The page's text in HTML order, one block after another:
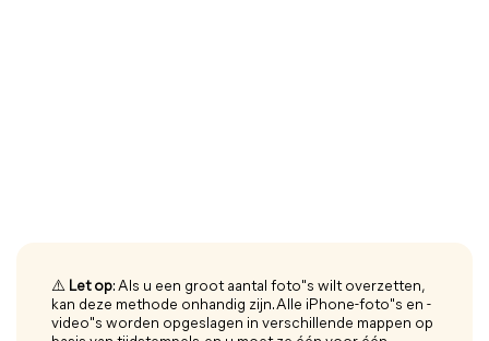
⚠️ Let op: Als u een groot aantal foto"s wilt overzetten,
kan deze methode onhandig zijn. Alle iPhone-foto"s en -
video"s worden opgeslagen in verschillende mappen op